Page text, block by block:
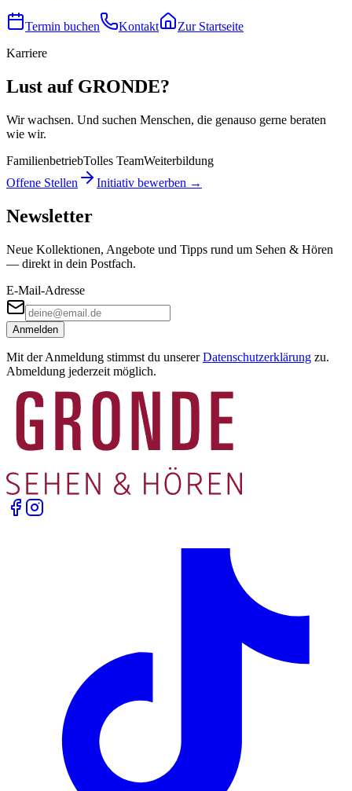
Termin buchen Kontakt
Zur Startseite
Karriere
Lust auf GRONDE?
Wir wachsen. Und suchen Menschen, die genauso gerne beraten
wie wir.
FamilienbetriebTolles TeamWeiterbildung
Offene Stellen
Initiativ bewerben →
Newsletter
Neue Kollektionen, Angebote und Tipps rund um Sehen & Hören
— direkt in dein Postfach.
E-Mail-Adresse
Anmelden
Mit der Anmeldung stimmst du unserer Datenschutzerklärung zu.
Abmeldung jederzeit möglich.